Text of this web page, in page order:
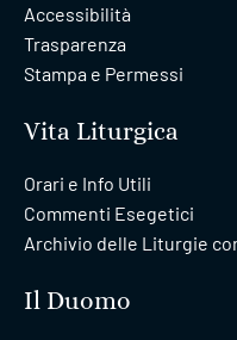
Accessibilità
Trasparenza
Stampa e Permessi
Vita Liturgica
Orari e Info Utili
Commenti Esegetici
Archivio delle Liturgie
Il Duomo